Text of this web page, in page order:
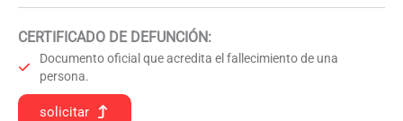
CERTIFICADO DE DEFUNCIÓN:
Documento oficial que acredita el fallecimiento de una
persona.
solicitar